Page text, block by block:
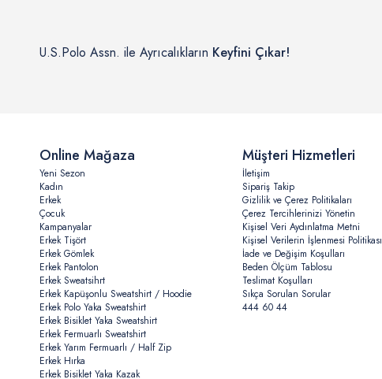
U.S.Polo Assn. ile Ayrıcalıkların Keyfini Çıkar!
Online Mağaza
Yeni Sezon
Kadın
Erkek
Çocuk
Kampanyalar
Erkek Tişört
Erkek Gömlek
Erkek Pantolon
Erkek Sweatsihrt
Erkek Kapüşonlu Sweatshirt / Hoodie
Erkek Polo Yaka Sweatshirt
Erkek Bisiklet Yaka Sweatshirt
Erkek Fermuarlı Sweatshirt
Erkek Yarım Fermuarlı / Half Zip
Erkek Hırka
Erkek Bisiklet Yaka Kazak
Müşteri Hizmetleri
İletişim
Sipariş Takip
Gizlilik ve Çerez Politikaları
Çerez Tercihlerinizi Yönetin
Kişisel Veri Aydınlatma Metni
Kişisel Verilerin İşlenmesi Politikası
İade ve Değişim Koşulları
Beden Ölçüm Tablosu
Teslimat Koşulları
Sıkça Sorulan Sorular
444 60 44